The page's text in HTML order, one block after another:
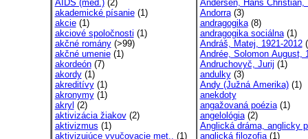
AIDS (med.)(2)
akademické písanie(1)
akcie(1)
akciové spoločnosti (1)
akčné romány(>99)
akčné umenie(1)
akordeón(7)
akordy(1)
akreditívy(1)
akronymy(1)
akryl (2)
aktivizácia žiakov(2)
aktivizmus (1)
aktivizujúce vyučovacie met.. (1)
Andersen, Hans Christian,
Andorra(3)
andragogika(8)
andragogika sociálna(1)
Andráš, Matej, 1921-2012
Andrée, Solomon August,
Andruchovyč, Jurij (1)
andulky(3)
Andy (Južná Amerika)(1)
anekdoty
angažovaná poézia(1)
angelológia(2)
Anglická dráma, anglicky
anglická filozofia(1)